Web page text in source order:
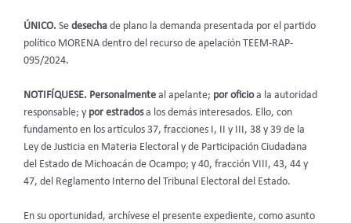
ÚNICO. Se desecha de plano la demanda presentada por el partido
político MORENA dentro del recurso de apelación TEEM-RAP-
095/2024.
NOTIFÍQUESE. Personalmente al apelante; por oficioa la autoridad
responsable; y por estradosa los demás interesados. Ello, con
fundamento en los artículos 37, fracciones I, II y III, 38 y 39 de la
Ley de Justicia en Materia Electoral y de Participación Ciudadana
del Estado de Michoacán de Ocampo; y 40, fracción VIII, 43, 44 y
47, del Reglamento Interno del Tribunal Electoral del Estado.
En su oportunidad, archívese el presente expediente, como asunto